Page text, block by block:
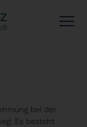
bei der
Es besteht